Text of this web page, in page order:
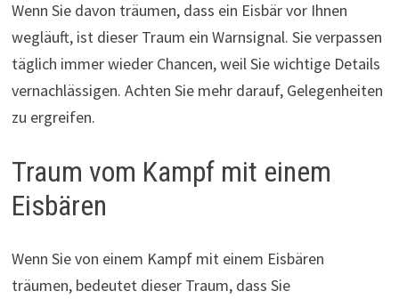
Wenn Sie davon träumen, dass ein Eisbär vor Ihnen
wegläuft, ist dieser Traum ein Warnsignal. Sie verpassen
täglich immer wieder Chancen, weil Sie wichtige Details
vernachlässigen. Achten Sie mehr darauf, Gelegenheiten
zu ergreifen.
Traum vom Kampf mit einem
Eisbären
Wenn Sie von einem Kampf mit einem Eisbären
träumen, bedeutet dieser Traum, dass Sie